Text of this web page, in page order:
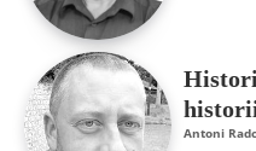
Antoni